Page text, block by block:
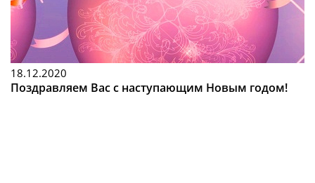
18.12.2020
Поздравляем Вас с наступающим Новым годом!